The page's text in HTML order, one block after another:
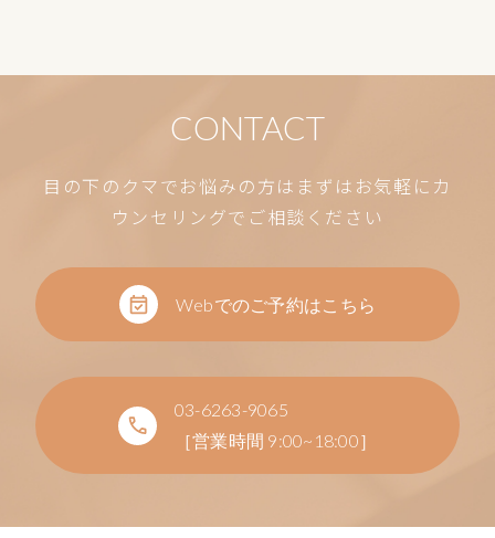
CONTACT
目の下のクマでお悩みの方はまずはお気軽にカ
ウンセリングでご相談ください
Webでのご予約はこちら
03-6263-9065
［営業時間 9:00~18:00］